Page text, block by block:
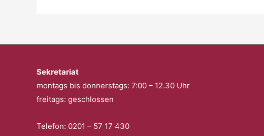
Sekretariat
montags bis donnerstags: 7:00 – 12.30 Uhr
freitags: geschlossen
Telefon: 0201 – 57 17 430